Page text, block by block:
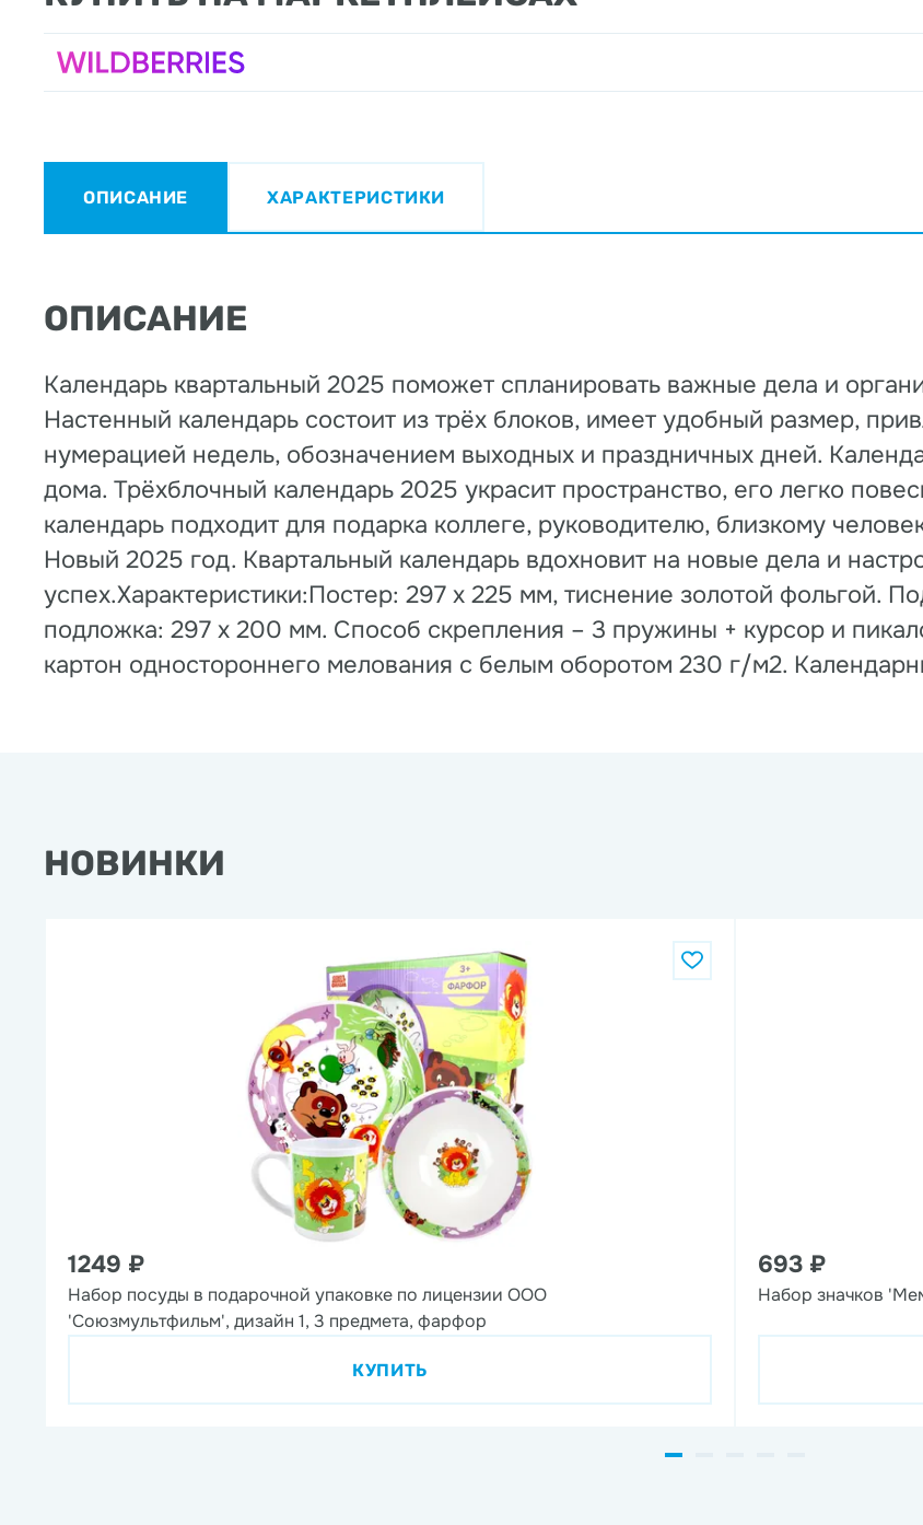
ОПИСАНИЕ ХАРАКТЕРИСТИКИ
ОПИСАНИЕ
Календарь квартальный 2025 поможет спланировать важные дела и
Настенный календарь состоит из трёх блоков, имеет удобный размер,
нумерацией недель, обозначением выходных и праздничных дней.
дома. Трёхблочный календарь 2025 украсит пространство, его легко
календарь подходит для подарка коллеге, руководителю, близкому
Новый 2025 год. Квартальный календарь вдохновит на новые дела и
успех.Характеристики:Постер: 297 х 225 мм, тиснение золотой фольгой.
подложка: 297 х 200 мм. Способ скрепления – 3 пружины + курсор и
картон одностороннего мелования с белым оборотом 230 г/м2.
НОВИНКИ
1249 ₽
Набор посуды в подарочной упаковке по лицензии ООО
'Союзмультфильм', дизайн 1, 3 предмета, фарфор
КУПИТЬ
693 ₽
Набор значков